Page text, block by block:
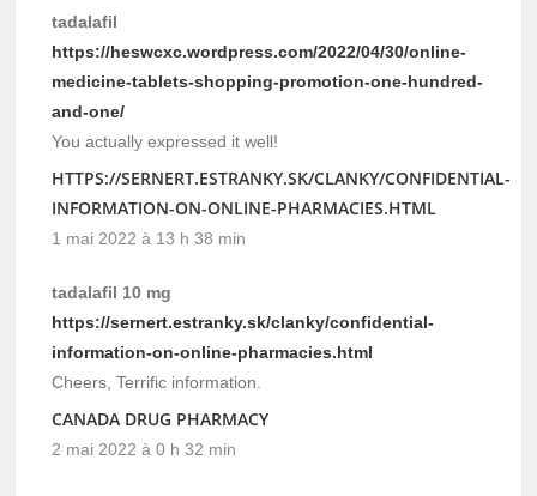
tadalafil
https://heswcxc.wordpress.com/2022/04/30/online-
medicine-tablets-shopping-promotion-one-hundred-
and-one/
You actually expressed it well!
HTTPS://SERNERT.ESTRANKY.SK/CLANKY/CONFIDENTIAL-
INFORMATION-ON-ONLINE-PHARMACIES.HTML
1 mai 2022 à 13 h 38 min
tadalafil 10 mg
https://sernert.estranky.sk/clanky/confidential-
information-on-online-pharmacies.html
Cheers, Terrific information.
CANADA DRUG PHARMACY
2 mai 2022 à 0 h 32 min